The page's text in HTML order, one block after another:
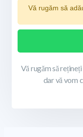
Vă rugăm să
Vă rugăm să
dar vă vom